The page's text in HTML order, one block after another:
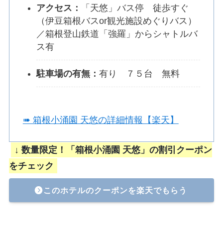
アクセス：
「天悠」バス停 徒歩すぐ
（伊豆箱根バスor観光施設めぐりバス）
／箱根登山鉄道「強羅」からシャトルバ
ス有
駐車場の有無： 有り ７５台 無料
➠ 箱根小涌園 天悠の詳細情報【楽天】
↓ 数量限定！「箱根小涌園 天悠」の割引クーポン
をチェック
このホテルのクーポンを楽天でもらう